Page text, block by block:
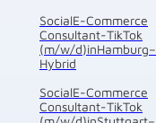
Social E-Commerce
Consultant-TikTok
(m/w/d) in Hamburg –
Hybrid
Social E-Commerce
Consultant-TikTok